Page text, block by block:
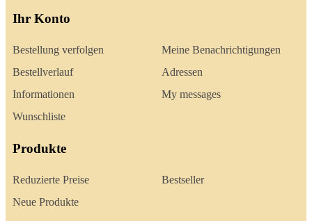
Ihr Konto
Bestellung verfolgen
Bestellverlauf
Informationen
Wunschliste
Meine Benachrichtigungen
Adressen
My messages
Produkte
Reduzierte Preise
Neue Produkte
Bestseller